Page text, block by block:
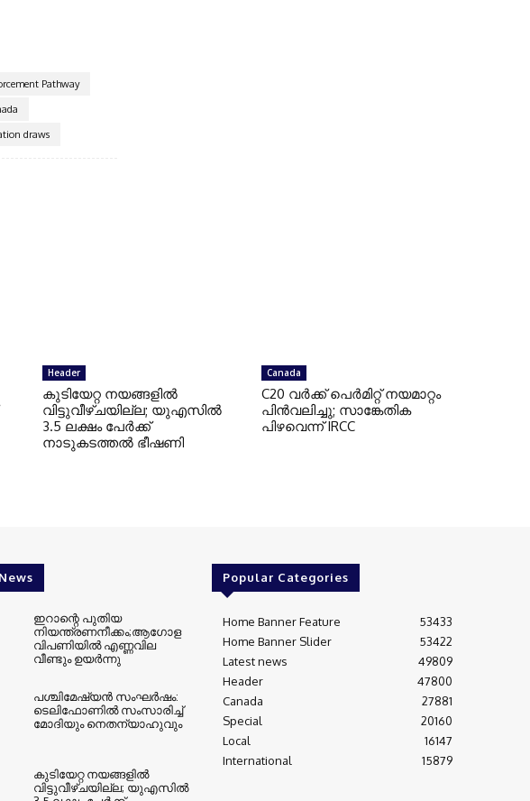
Pathway
draws
Header
കുടിയേറ്റ നയങ്ങളില്‍
വിട്ടുവീഴ്ചയില്ല; യുഎസില്‍
3.5 ലക്ഷം പേര്‍ക്ക്
നാടുകടത്തല്‍ ഭീഷണി
Canada
C20 വര്‍ക്ക് പെര്‍മിറ്റ് നയമാറ്റം
പിന്‍വലിച്ചു; സാങ്കേതിക
പിഴവെന്ന് IRCC
ഇറാന്റെ പുതിയ
നിയന്ത്രണനീക്കം;ആഗോള
വിപണിയിൽ എണ്ണവില
വീണ്ടും ഉയർന്നു
പശ്ചിമേഷ്യന്‍ സംഘര്‍ഷം:
ടെലിഫോണില്‍ സംസാരിച്ച്
മോദിയും നെതന്യാഹുവും
കുടിയേറ്റ നയങ്ങളില്‍
വിട്ടുവീഴ്ചയില്ല; യുഎസില്‍
Popular Categories
Home Banner Feature
53433
Home Banner Slider
53422
Latest news
49809
Header
47800
Canada
27881
Special
20160
Local
16147
International
15879